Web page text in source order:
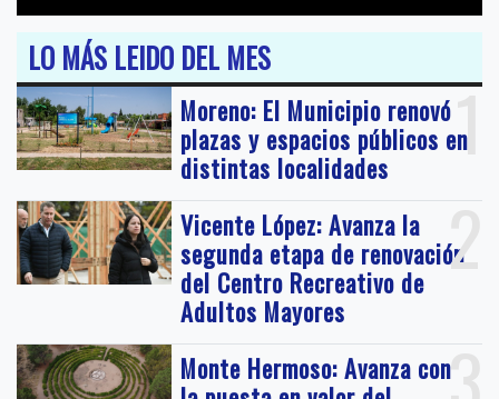
LO MÁS LEIDO DEL MES
1
Moreno: El Municipio renovó
plazas y espacios públicos en
distintas localidades
2
Vicente López: Avanza la
segunda etapa de renovación
del Centro Recreativo de
Adultos Mayores
Monte Hermoso: Avanza con